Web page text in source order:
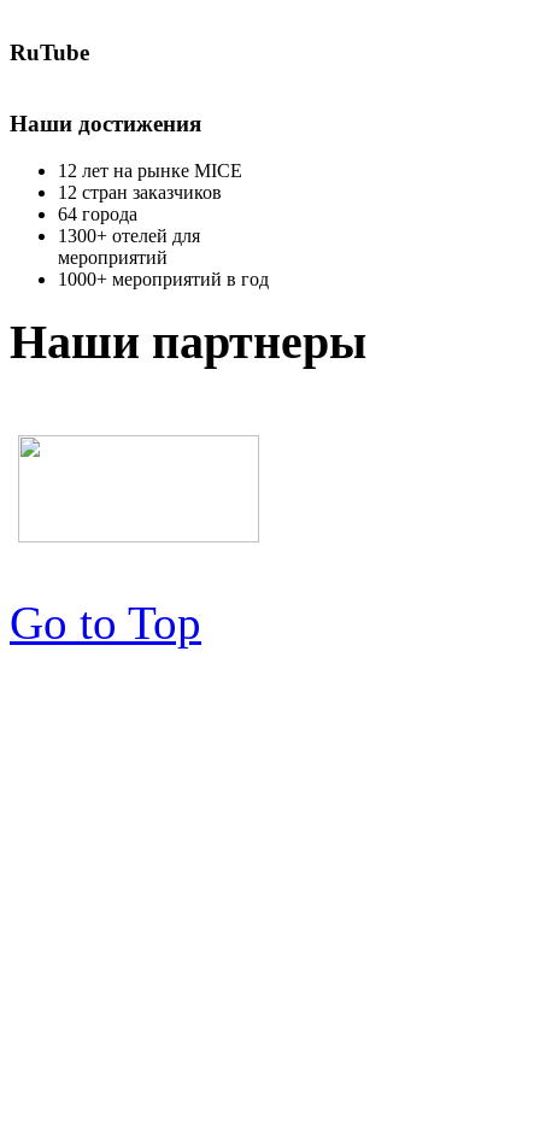
RuTube
Наши достижения
12 лет на рынке MICE
12 стран заказчиков
64 города
1300+ отелей для
мероприятий
1000+ мероприятий в год
Наши партнеры
Go to Top